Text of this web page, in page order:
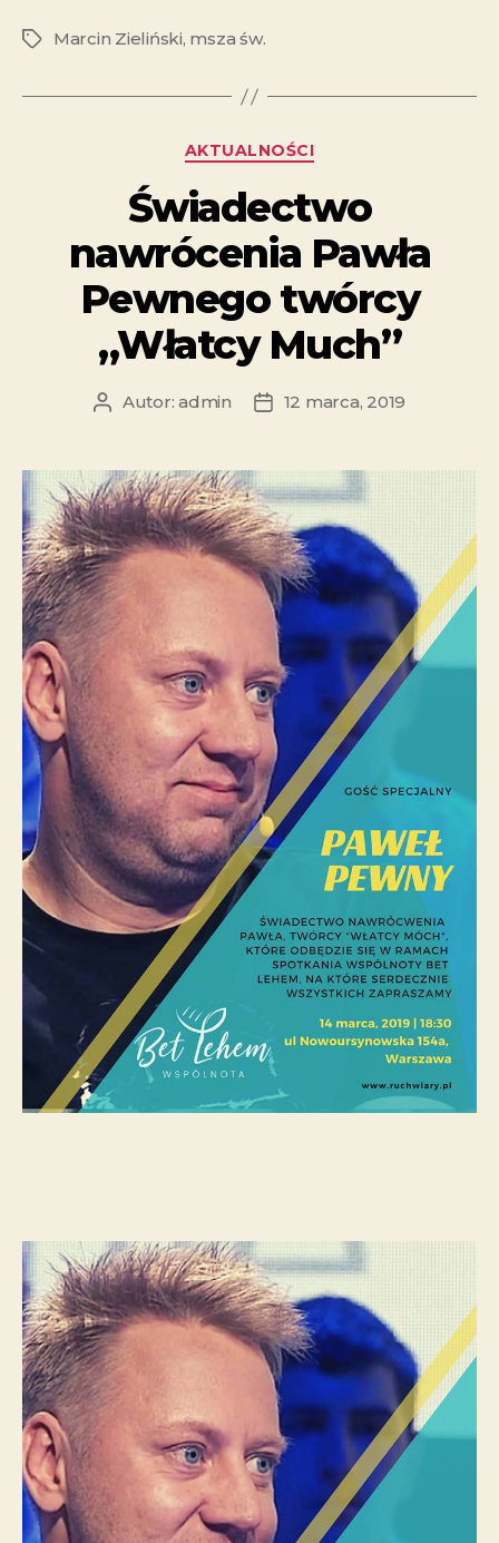
Marcin Zieliński, msza św.
AKTUALNOŚCI
Świadectwo
nawrócenia Pawła
Pewnego twórcy
„Włatcy Much”
Autor:admin 12 marca, 2019